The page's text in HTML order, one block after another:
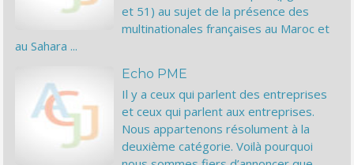
et 51) au sujet de la présence des
multinationales françaises au Maroc et
au Sahara ...
Echo PME
Il y a ceux qui parlent des entreprises
et ceux qui parlent aux entreprises.
Nous appartenons résolument à la
deuxième catégorie. Voilà pourquoi